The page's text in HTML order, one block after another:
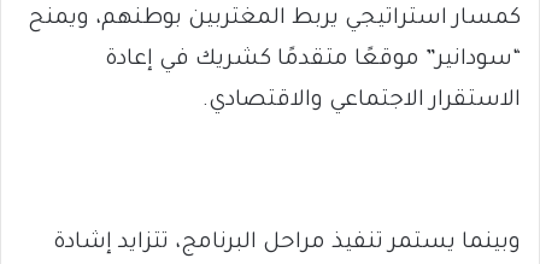
كمسار استراتيجي يربط المغتربين بوطنهم، ويمنح
“سودانير” موقعًا متقدمًا كشريك في إعادة
الاستقرار الاجتماعي والاقتصادي.
وبينما يستمر تنفيذ مراحل البرنامج، تتزايد إشادة